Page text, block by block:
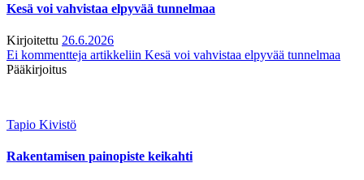
Kesä voi vahvistaa elpyvää tunnelmaa
Kirjoitettu 26.6.2026
Ei kommentteja artikkeliin Kesä voi vahvistaa elpyvää tunnelmaa
Pääkirjoitus
Tapio Kivistö
Rakentamisen painopiste keikahti